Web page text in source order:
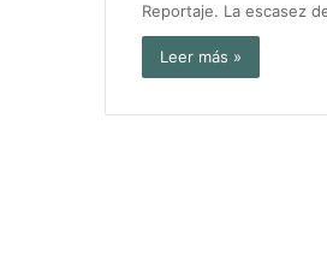
Reportaje. La escasez
Leer más »